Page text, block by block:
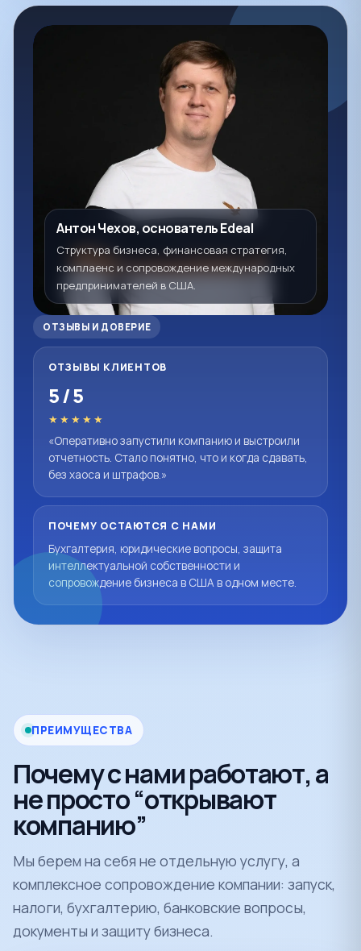
Антон Чехов, основатель Edeal
Структура бизнеса, финансовая стратегия,
комплаенс и сопровождение международных
предпринимателей в США.
ОТЗЫВЫ И ДОВЕРИЕ
ОТЗЫВЫ КЛИЕНТОВ
5 / 5
★★★★★
«Оперативно запустили компанию и выстроили
отчетность. Стало понятно, что и когда сдавать,
без хаоса и штрафов.»
ПОЧЕМУ ОСТАЮТСЯ С НАМИ
Бухгалтерия, юридические вопросы, защита
интеллектуальной собственности и
сопровождение бизнеса в США в одном месте.
ПРЕИМУЩЕСТВА
Почему с нами работают, а
не просто “открывают
компанию”
Мы берем на себя не отдельную услугу, а
комплексное сопровождение компании: запуск,
налоги, бухгалтерию, банковские вопросы,
документы и защиту бизнеса.